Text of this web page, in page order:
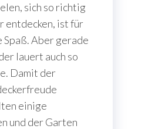
sich so richtig
entdecken, ist für
Aber gerade
lauert auch so
Damit der
einige
und der Garten